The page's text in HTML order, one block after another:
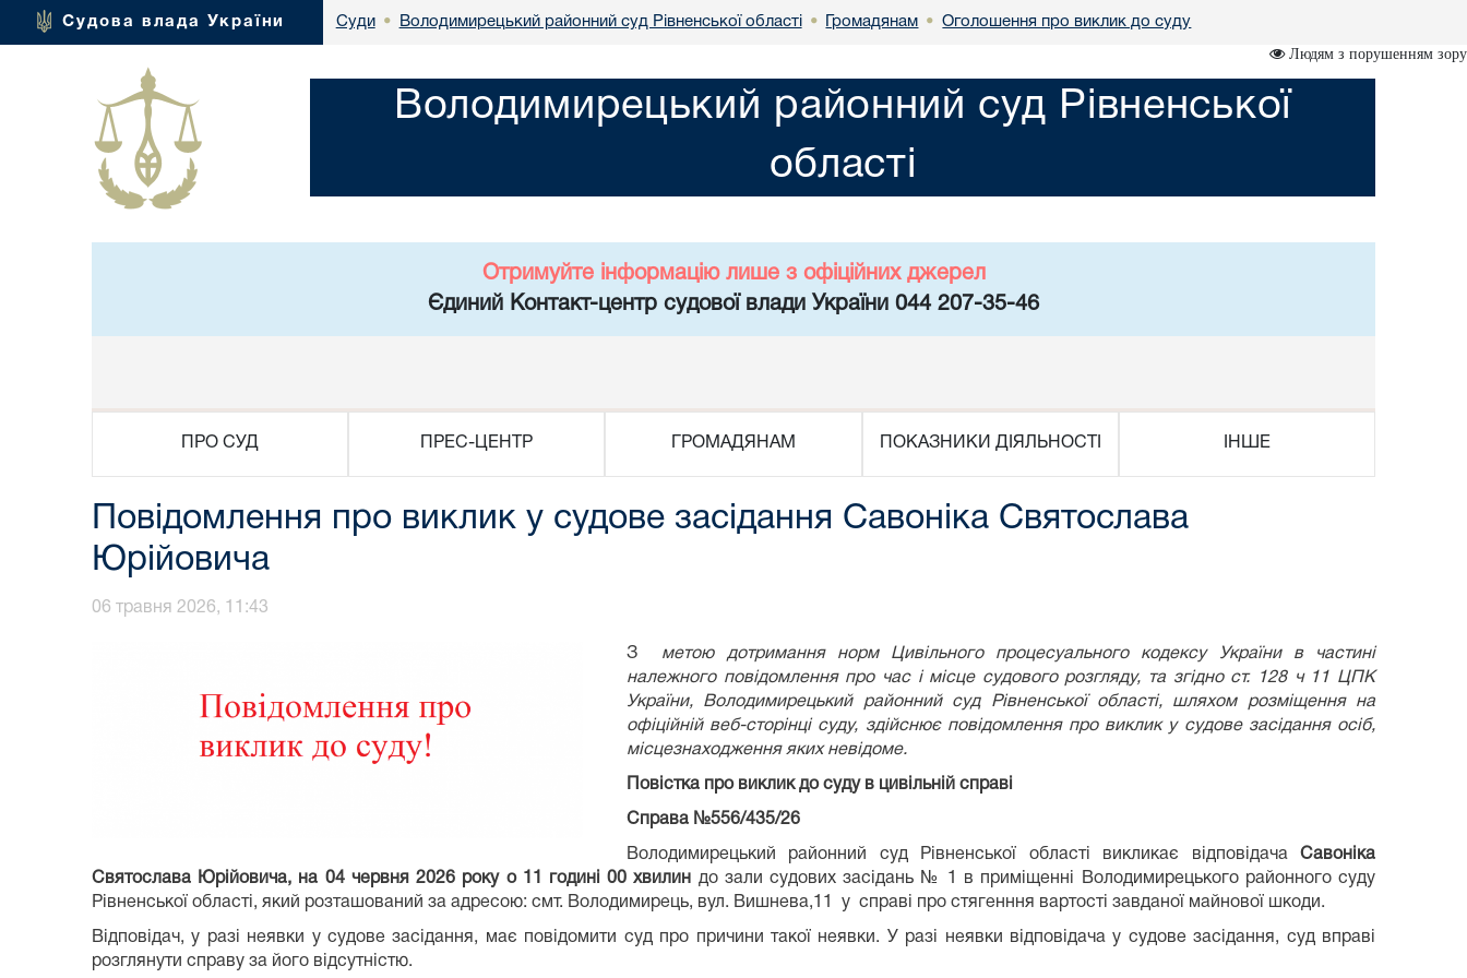
Судова влада України Суди • Володимирецький районний суд Рівненської області • Громадянам • Оголошення про виклик до суду
Людям з порушенням зору
Володимирецький районний суд Рівненської
області
Отримуйте інформацію лише з офіційних джерел
Єдиний Контакт-центр судової влади України 044 207-35-46
ПРО СУД ПРЕС-ЦЕНТР ГРОМАДЯНАМ ПОКАЗНИКИ ДІЯЛЬНОСТІ ІНШЕ
Повідомлення про виклик у судове засідання Савоніка Святослава
Юрійовича
06 травня 2026, 11:43
З
метою дотримання норм Цивільного процесуального кодексу України в частині
належного повідомлення про час і місце судового розгляду,
та згідно ст. 128 ч 11 ЦПК
України, Володимирецький районний суд Рівненської області, шляхом розміщення на
офіційній веб-сторінці суду, здійснює повідомлення про виклик у судове засідання осіб,
місцезнаходження яких невідоме.
Повістка про виклик до суду в цивільній справі
Справа №556/435/26
Володимирецький районний суд Рівненської області викликає відповідача Савоніка
Святослава Юрійовича, на 04 червня 2026 року о 11 годині 00 хвилин до зали судових засідань № 1 в приміщенні Володимирецького районного суду
Рівненської області, який розташований за адресою: смт. Володимирець, вул. Вишнева,11 у справі про стягенння вартості завданої майнової шкоди.
Відповідач, у разі неявки у судове засідання, має повідомити суд про причини такої неявки. У разі неявки відповідача у судове засідання, суд вправі
розглянути справу за його відсутністю.